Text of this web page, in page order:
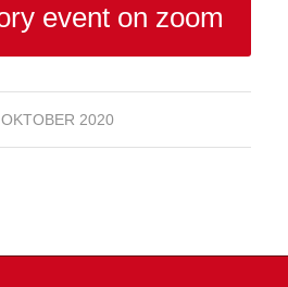
event on zoom
2020